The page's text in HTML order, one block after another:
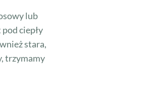
lub
ciepły
stara,
trzymamy